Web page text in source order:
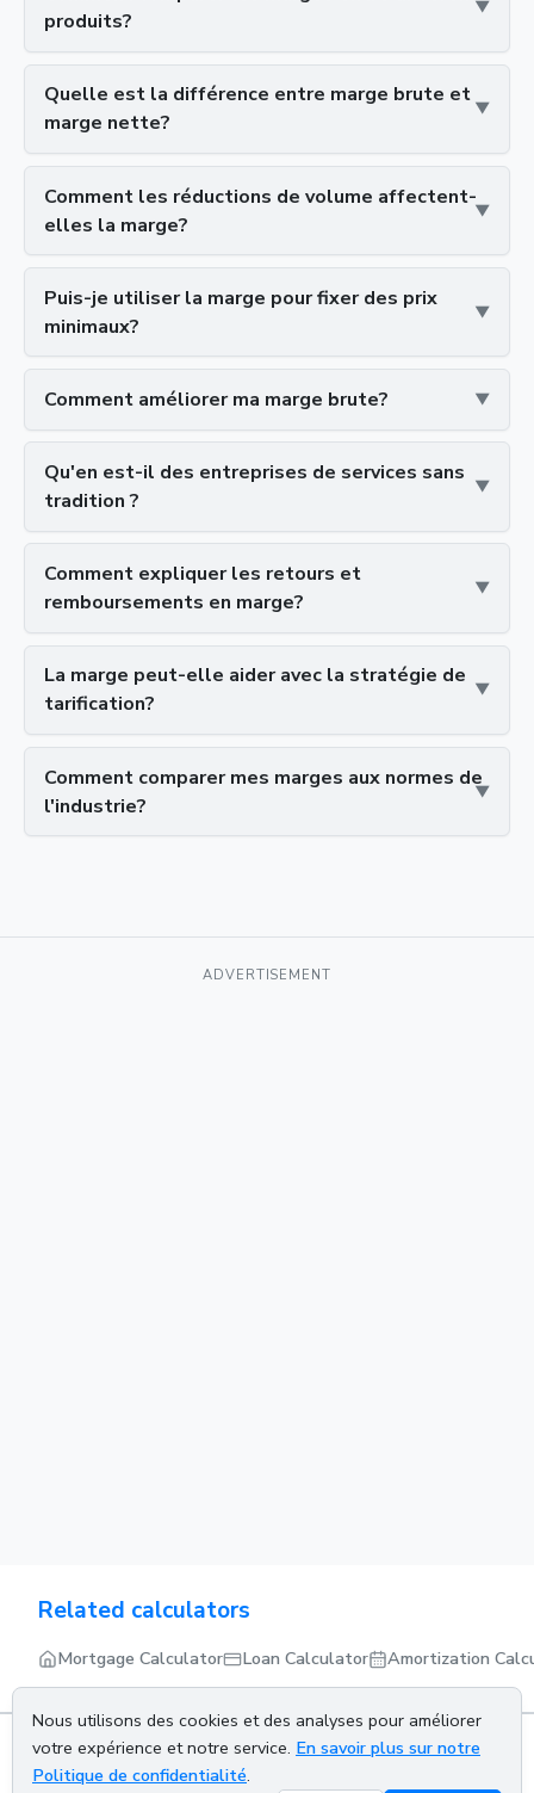
produits?
Quelle est la différence entre marge brute et
marge nette?
Comment les réductions de volume affectent-
elles la marge?
Puis-je utiliser la marge pour fixer des prix
minimaux?
Comment améliorer ma marge brute?
Qu'en est-il des entreprises de services sans
tradition ?
Comment expliquer les retours et
remboursements en marge?
La marge peut-elle aider avec la stratégie de
tarification?
Comment comparer mes marges aux normes de
l'industrie?
ADVERTISEMENT
Related calculators
Mortgage Calculator Loan Calculator Amortization
About us Privacy policy
Nous utilisons des cookies et des analyses pour améliorer
votre expérience et notre service. En savoir plus sur notre
Politique de confidentialité.